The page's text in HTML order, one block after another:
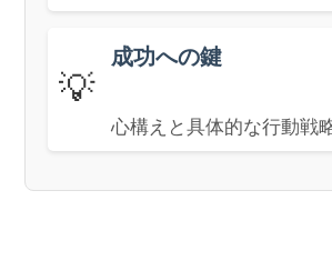
💡
成功への鍵
心構えと具体的な行動戦